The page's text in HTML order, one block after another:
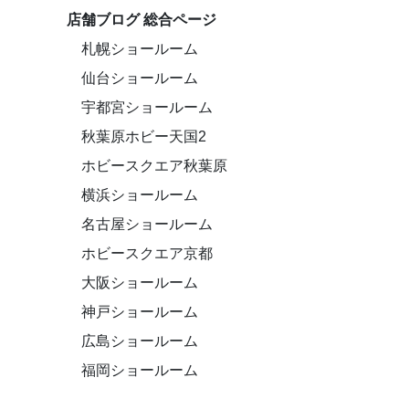
店舗ブログ 総合ページ
札幌ショールーム
仙台ショールーム
宇都宮ショールーム
秋葉原ホビー天国2
ホビースクエア秋葉原
横浜ショールーム
名古屋ショールーム
ホビースクエア京都
大阪ショールーム
神戸ショールーム
広島ショールーム
福岡ショールーム